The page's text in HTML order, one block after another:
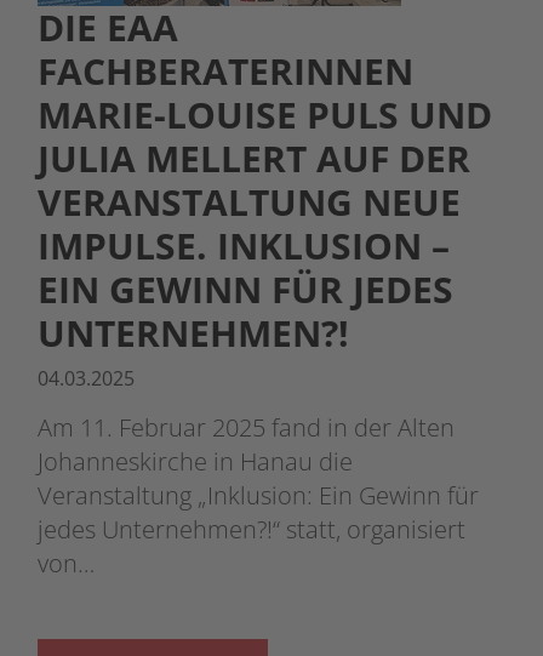
DIE EAA
FACHBERATERINNEN
MARIE-LOUISE PULS UND
JULIA MELLERT AUF DER
VERANSTALTUNG NEUE
IMPULSE. INKLUSION –
EIN GEWINN FÜR JEDES
UNTERNEHMEN?!
04.03.2025
Am 11. Februar 2025 fand in der Alten
Johanneskirche in Hanau die
Veranstaltung „Inklusion: Ein Gewinn für
jedes Unternehmen?!“ statt, organisiert
von…